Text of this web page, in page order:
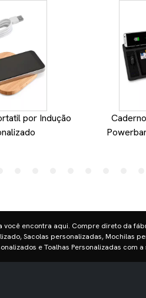
por Indução
encontra aqui. Compre direto da
Sacolas personalizadas, Mochilas
e Toalhas Personalizadas com